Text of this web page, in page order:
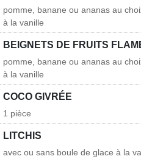
pomme, banane ou ananas au
à la vanille
BEIGNETS DE FRUITS
pomme, banane ou ananas au
à la vanille
COCO GIVRÉE
1 pièce
LITCHIS
avec ou sans boule de glace à la